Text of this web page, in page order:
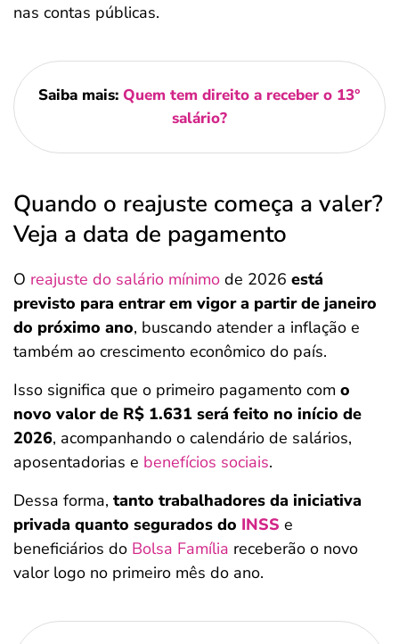
nas contas públicas.
Saiba mais: Quem tem direito a receber o 13°
salário?
Quando o reajuste começa a valer?
Veja a data de pagamento
O reajuste do salário mínimo de 2026 está
previsto para entrar em vigor a partir de janeiro
do próximo ano, buscando atender a inflação e
também ao crescimento econômico do país.
Isso significa que o primeiro pagamento com o
novo valor de R$ 1.631 será feito no início de
2026, acompanhando o calendário de salários,
aposentadorias e benefícios sociais.
Dessa forma, tanto trabalhadores da iniciativa
privada quanto segurados do INSS e
beneficiários do Bolsa Família receberão o novo
valor logo no primeiro mês do ano.